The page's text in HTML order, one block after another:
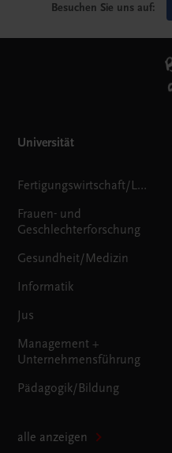
Besuchen Sie uns auf:
Universität
Fertigungswirtschaft/Logistik
Frauen- und
Geschlechterforschung
Gesundheit/Medizin
Informatik
Jus
Management +
Unternehmensführung
Pädagogik/Bildung
alle anzeigen